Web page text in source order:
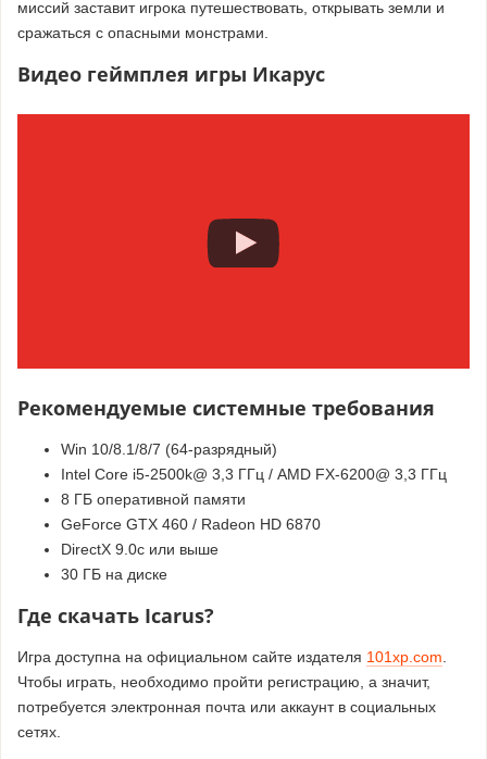
миссий заставит игрока путешествовать, открывать земли и
сражаться с опасными монстрами.
Видео геймплея игры Икарус
Рекомендуемые системные требования
Win 10/8.1/8/7 (64-разрядный)
Intel Core i5-2500k@ 3,3 ГГц / AMD FX-6200@ 3,3 ГГц
8 ГБ оперативной памяти
GeForce GTX 460 / Radeon HD 6870
DirectX 9.0c или выше
30 ГБ на диске
Где скачать Icarus?
Игра доступна на официальном сайте издателя 101xp.com.
Чтобы играть, необходимо пройти регистрацию, а значит,
потребуется электронная почта или аккаунт в социальных
сетях.